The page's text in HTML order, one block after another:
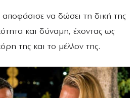
να δώσει τη δική της
και δύναμη, έχοντας ως
της και το μέλλον της.